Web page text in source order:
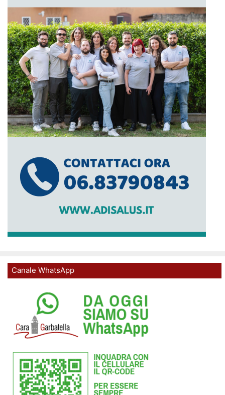
Canale WhatsApp